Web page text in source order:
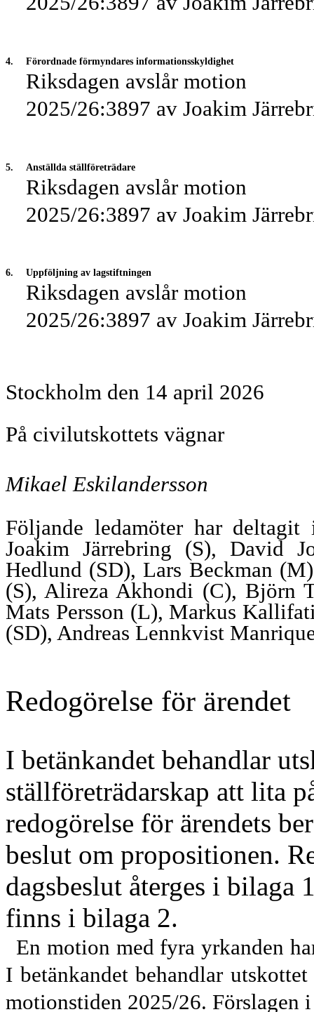
4. Förordnade förmyndares informationsskyldighet
Riksdagen avslår motion
2025/26:3897 av Joakim
5. Anställda ställföreträdare
Riksdagen avslår motion
2025/26:3897 av Joakim
6. Uppföljning av lagstiftningen
Riksdagen avslår motion
2025/26:3897 av Joakim
Stockholm den 14 april 2026
På civilutskottets vägnar
Mikael Eskilandersson
Följande ledamöter har
Joakim Järrebring (S), David
Hedlund (SD), Lars Beckman
(S), Alireza Akhondi (C), Björn
Mats Persson (L), Markus
(SD), Andreas Lennkvist
Redogörelse för ärendet
I betänkandet behandlar
ställföreträdarskap att lita
redogörelse för ärendets
beslut om propositionen.
dagsbeslut återges i bilaga
finns i bilaga 2.
En motion med fyra yrkanden
I betänkandet behandlar
motionstiden 2025/26. Förslagen